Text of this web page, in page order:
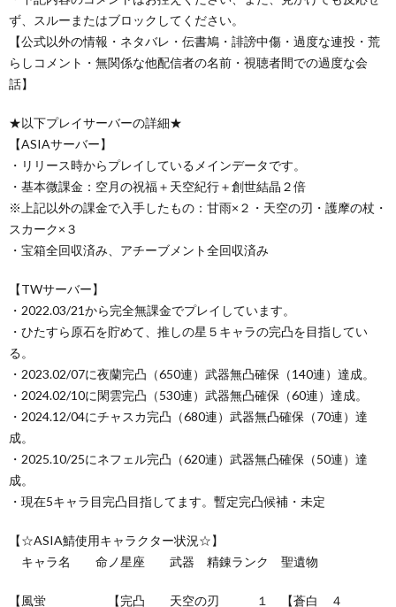
ず、スルーまたはブロックしてください。
【公式以外の情報・ネタバレ・伝書鳩・誹謗中傷・過度な連投・荒
らしコメント・無関係な他配信者の名前・視聴者間での過度な会
話】
★以下プレイサーバーの詳細★
【ASIAサーバー】
・リリース時からプレイしているメインデータです。
・基本微課金：空月の祝福＋天空紀行＋創世結晶２倍
※上記以外の課金で入手したもの：甘雨×２・天空の刃・護摩の杖・
スカーク×３
・宝箱全回収済み、アチーブメント全回収済み
【TWサーバー】
・2022.03/21から完全無課金でプレイしています。
・ひたすら原石を貯めて、推しの星５キャラの完凸を目指してい
る。
・2023.02/07に夜蘭完凸（650連）武器無凸確保（140連）達成。
・2024.02/10に閑雲完凸（530連）武器無凸確保（60連）達成。
・2024.12/04にチャスカ完凸（680連）武器無凸確保（70連）達
成。
・2025.10/25にネフェル完凸（620連）武器無凸確保（50連）達
成。
・現在5キャラ目完凸目指してます。暫定完凸候補・未定
【☆ASIA鯖使用キャラクター状況☆】
キャラ名 命ノ星座 武器 精錬ランク 聖遺物
【風蛍 【完凸 天空の刃 １ 【蒼白 ４